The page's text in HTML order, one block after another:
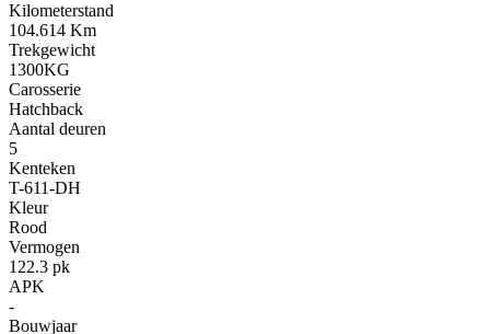
Kilometerstand
104.614 Km
Trekgewicht
1300KG
Carosserie
Hatchback
Aantal deuren
5
Kenteken
T-611-DH
Kleur
Rood
Vermogen
122.3 pk
APK
-
Bouwjaar